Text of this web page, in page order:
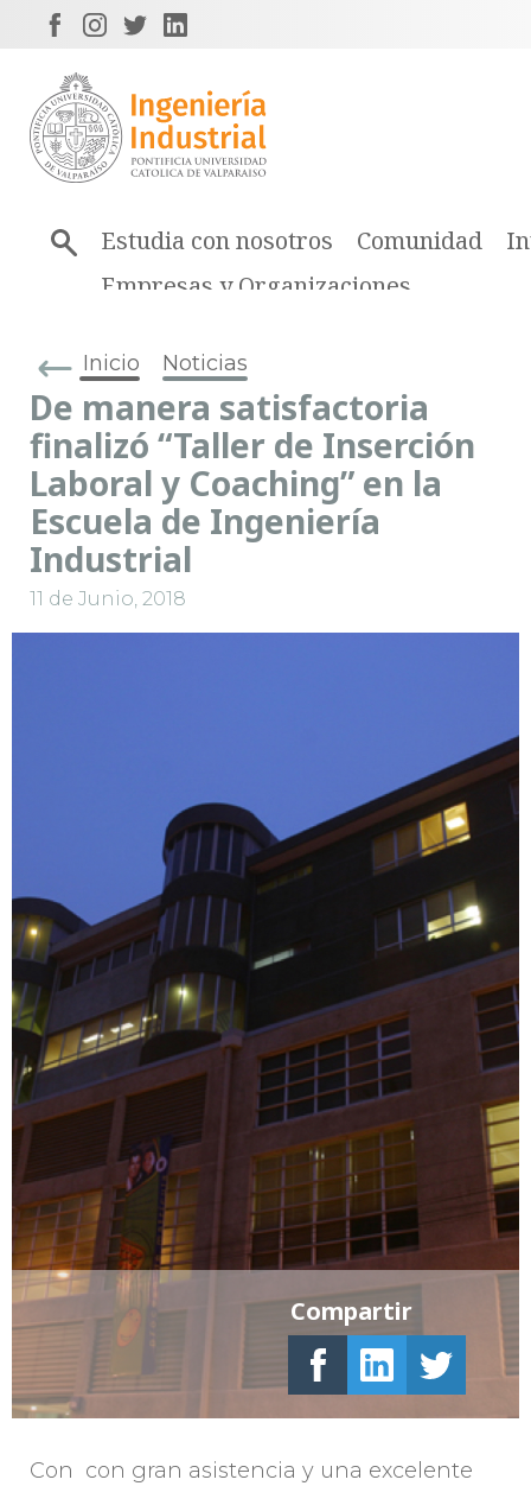
Estudia con nosotros Comunidad
Empresas y Organizaciones
Inicio Noticias
De manera satisfactoria
finalizó “Taller de Inserción
Laboral y Coaching” en la
Escuela de Ingeniería
Industrial
11 de Junio, 2018
Con con gran asistencia y una excelente
Compartir